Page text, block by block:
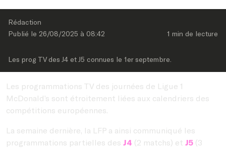
Rédaction
Publié le 26/08/2025 à 08:42 1 min de lecture
Les prog TV des J4 et J5 connues le 1er septembre.
Les programmations TV des journées de Ligue 1
McDonald’s sont étroitement liées aux calendriers des
compétitions européennes.
La semaine dernière, la LFP a ainsi communiqué les
programmations partielles des J4 (2 matchs) et J5 (3